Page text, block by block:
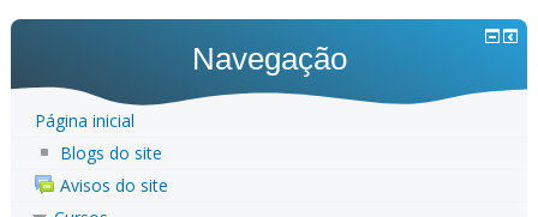
Navegação
Página inicial
Blogs do site
Avisos do site